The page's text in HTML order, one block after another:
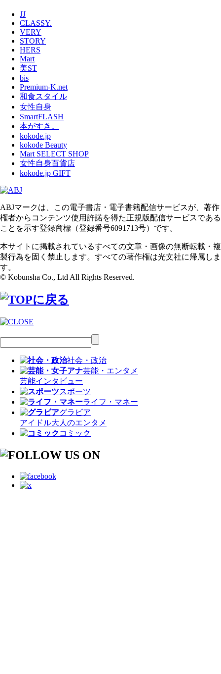
JJ
CLASSY.
VERY
STORY
HERS
Mart
美ST
bis
Premium-K.net
和食スタイル
女性自身
SmartFLASH
本がすき。
kokode.jp
kokode Beauty
Mart SELECT SHOP
女性自身百貨店
kokode.jp GIFT
ABJマークは、この電子書店・電子書籍配信サービスが、著作
権者からコンテンツ使用許諾を得た正規版配信サービスである
ことを示す登録商標（登録番号6091713号）です。
本サイトに掲載されているすべての文章・画像の無断転載・複
製行為を固く禁止します。すべての著作権は光文社に帰属しま
す。
© Kobunsha Co., Ltd All Rights Reserved.
社会・政治
芸能・エンタメ
芸能インタビュー
スポーツ
ライフ・マネー
グラビア
アイドル大人のエンタメ
コミック